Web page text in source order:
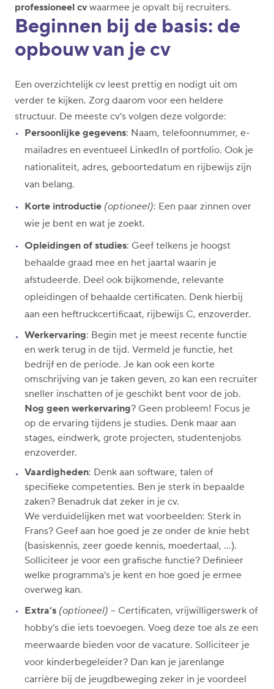
professioneel cv waarmee je opvalt bij recruiters.
Beginnen bij de basis: de
opbouw van je cv
Een overzichtelijk cv leest prettig en nodigt uit om
verder te kijken. Zorg daarom voor een heldere
structuur. De meeste cv’s volgen deze volgorde:
Persoonlijke gegevens: Naam, telefoonnummer, e-
mailadres en eventueel LinkedIn of portfolio. Ook je
nationaliteit, adres, geboortedatum en rijbewijs zijn
van belang.
Korte introductie (optioneel): Een paar zinnen over
wie je bent en wat je zoekt.
Opleidingen of studies: Geef telkens je hoogst
behaalde graad mee en het jaartal waarin je
afstudeerde. Deel ook bijkomende, relevante
opleidingen of behaalde certificaten. Denk hierbij
aan een heftruckcertificaat, rijbewijs C, enzoverder.
Werkervaring: Begin met je meest recente functie
en werk terug in de tijd. Vermeld je functie, het
bedrijf en de periode. Je kan ook een korte
omschrijving van je taken geven, zo kan een recruiter
sneller inschatten of je geschikt bent voor de job.
Nog geen werkervaring? Geen probleem! Focus je
op de ervaring tijdens je studies. Denk maar aan
stages, eindwerk, grote projecten, studentenjobs
enzoverder.
Vaardigheden: Denk aan software, talen of
specifieke competenties. Ben je sterk in bepaalde
zaken? Benadruk dat zeker in je cv.
We verduidelijken met wat voorbeelden: Sterk in
Frans? Geef aan hoe goed je ze onder de knie hebt
(basiskennis, zeer goede kennis, moedertaal, …).
Solliciteer je voor een grafische functie? Definieer
welke programma’s je kent en hoe goed je ermee
overweg kan.
Extra’s (optioneel) – Certificaten, vrijwilligerswerk of
hobby’s die iets toevoegen. Voeg deze toe als ze een
meerwaarde bieden voor de vacature. Solliciteer je
voor kinderbegeleider? Dan kan je jarenlange
carrière bij de jeugdbeweging zeker in je voordeel